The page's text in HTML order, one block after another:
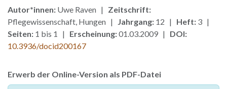
Autor*innen: Uwe Raven | Zeitschrift:
Pflegewissenschaft, Hungen | Jahrgang: 12 | Heft: 3 |
Seiten: 1 bis 1 | Erscheinung:01.03.2009 | DOI:
10.3936/docid200167
Erwerb der Online-Version als PDF-Datei